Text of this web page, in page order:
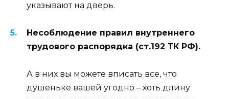
указывают на дверь.
Несоблюдение правил внутреннего
трудового распорядка (ст.192 ТК РФ).
А в них вы можете вписать все, что
душеньке вашей угодно – хоть длину